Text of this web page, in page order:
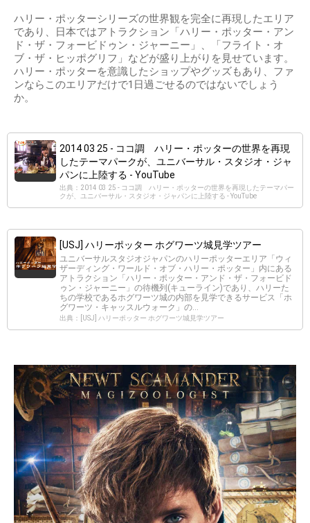
ハリー・ポッターシリーズの世界観を完全に再現したエリア
であり、日本ではアトラクション「ハリー・ポッター・アン
ド・ザ・フォービドゥン・ジャーニー」、「フライト・オ
ブ・ザ・ヒッポグリフ」などが盛り上がりを見せています。
ハリー・ポッターを意識したショップやグッズもあり、ファ
ンならこのエリアだけで1日過ごせるのではないでしょう
か。
2014 03 25 - ココ調 ハリー・ポッターの世界を再現
したテーマパークが、ユニバーサル・スタジオ・ジャ
パンに上陸する - YouTube
出典：2014 03 25 - ココ調 ハリー・ポッターの世界を再現したテーマパー
クが、ユニバーサル・スタジオ・ジャパンに上陸する - YouTube
[USJ] ハリーポッター ホグワーツ城見学ツアー
ユニバーサルスタジオジャパンのハリーポッターエリア「ウィ
ザーディング・ワールド・オブ・ハリー・ポッター」内にある
アトラクション「ハリー・ポッター・アンド・ザ・フォービド
ゥン・ジャーニー」の待機列(キューライン)であり、ハリーた
ちの学校であるホグワーツ城の内部を見学できるサービス「ホ
グワーツ・キャッスルウォーク」の...
出典：[USJ] ハリーポッター ホグワーツ城見学ツアー